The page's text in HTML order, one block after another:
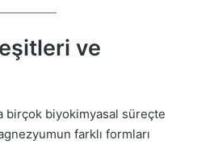
ve
birçok biyokimyasal süreçte
farklı formları